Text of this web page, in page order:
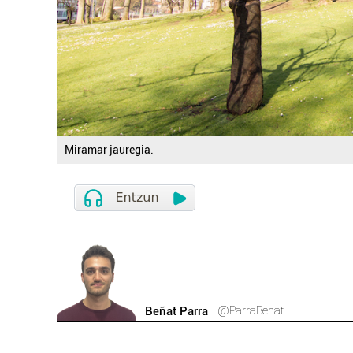
Miramar jauregia.
Beñat Parra @ParraBenat